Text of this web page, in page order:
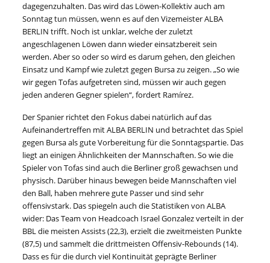
dagegenzuhalten. Das wird das Löwen-Kollektiv auch am
Sonntag tun müssen, wenn es auf den Vizemeister ALBA
BERLIN trifft. Noch ist unklar, welche der zuletzt
angeschlagenen Löwen dann wieder einsatzbereit sein
werden. Aber so oder so wird es darum gehen, den gleichen
Einsatz und Kampf wie zuletzt gegen Bursa zu zeigen. „So wie
wir gegen Tofas aufgetreten sind, müssen wir auch gegen
jeden anderen Gegner spielen“, fordert Ramírez.
Der Spanier richtet den Fokus dabei natürlich auf das
Aufeinandertreffen mit ALBA BERLIN und betrachtet das Spiel
gegen Bursa als gute Vorbereitung für die Sonntagspartie. Das
liegt an einigen Ähnlichkeiten der Mannschaften. So wie die
Spieler von Tofas sind auch die Berliner groß gewachsen und
physisch. Darüber hinaus bewegen beide Mannschaften viel
den Ball, haben mehrere gute Passer und sind sehr
offensivstark. Das spiegeln auch die Statistiken von ALBA
wider: Das Team von Headcoach Israel Gonzalez verteilt in der
BBL die meisten Assists (22,3), erzielt die zweitmeisten Punkte
(87,5) und sammelt die drittmeisten Offensiv-Rebounds (14).
Dass es für die durch viel Kontinuität geprägte Berliner